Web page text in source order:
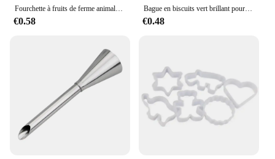
Fourchette à fruits de ferme animale pour enfants, mini dessin animé, collation, gâteau, dessert, cure-dents, déjeuner bento, décor de fête, document aléatoire, 10 pièces
€0.58
Bague en biscuits vert brillant pour femme, index, bague de queue, bijoux de mariage, cadeau d'anniversaire, mode, doux, décoration
€0.48